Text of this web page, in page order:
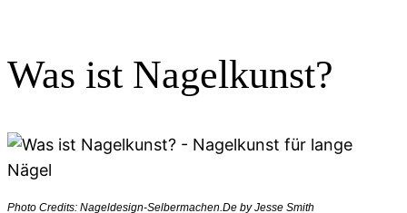
Was ist Nagelkunst?
Photo Credits: Nageldesign-Selbermachen.De by Jesse Smith